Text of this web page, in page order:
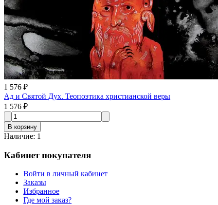
1 576 ₽
Ад и Святой Дух. Теопоэтика христианской веры
1 576 ₽
В корзину
Наличие: 1
Кабинет покупателя
Войти в личный кабинет
Заказы
Избранное
Где мой заказ?